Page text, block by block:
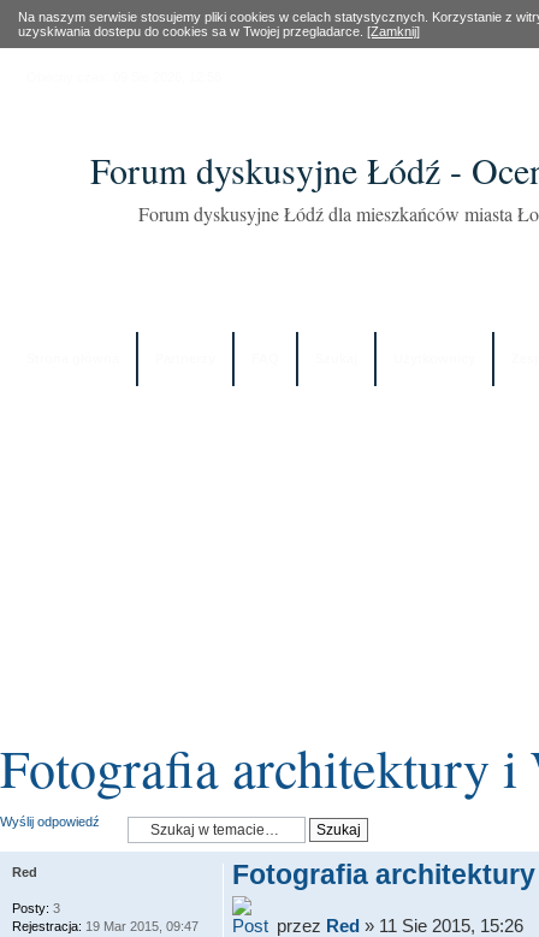
Na naszym serwisie stosujemy pliki cookies w celach statystycznych. Korzystanie z
uzyskiwania dostepu do cookies sa w Twojej przegladarce. [Zamknij]
Forum dyskusyjne Łódź -
Forum dyskusyjne Łódź dla mieszkańców miasta
Fotografia architektury i
Wyślij odpowiedź
Fotografia
przez Red» 11 Sie 2015, 15:26
Red
Posty: 3
Rejestracja: 19 Mar 2015, 09:47